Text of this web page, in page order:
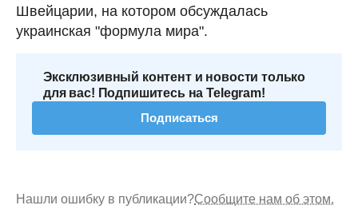
Швейцарии, на котором обсуждалась
украинская "формула мира".
Эксклюзивный контент и новости только
для вас! Подпишитесь на Telegram!
Подписаться
Нашли ошибку в публикации?Сообщите нам об этом.